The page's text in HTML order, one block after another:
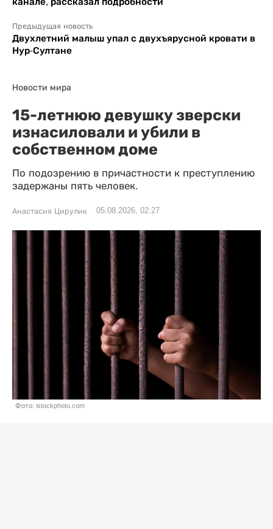
Предыдущая новость
Двухлетний малыш упал с двухъярусной кровати в
Нур-Султане
Новости мира
15-летнюю девушку зверски
изнасиловали и убили в
собственном доме
По подозрению в причастности к преступлению
задержаны пять человек.
Анастасия Цирулик 05.08.2026, 02:27
Фото: istockphoto.com